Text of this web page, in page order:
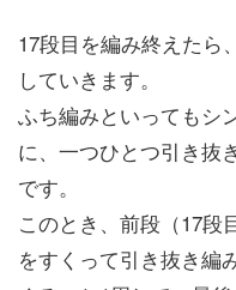
17段目を編み終えたら
していきます。
ふち編みといってもシ
に、一つひとつ引き抜
です。
このとき、前段（17段
をすくって引き抜き編